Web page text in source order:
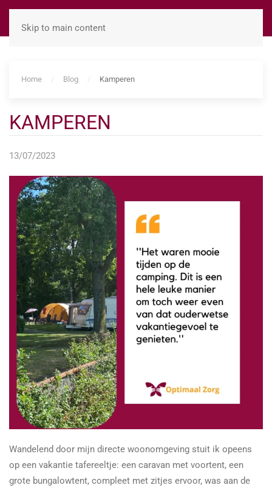
Skip to main content
Home Blog Kamperen
KAMPEREN
13/07/2023
Wandelend door mijn directe woonomgeving stuit ik opeens
op een vakantie tafereeltje: een caravan met voortent, een
grote bungalowtent, compleet met zitjes ervoor, was aan de